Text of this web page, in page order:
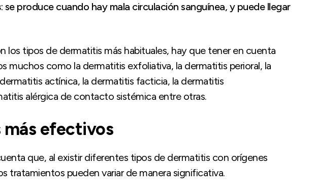
: se produce cuando hay mala circulación sanguínea, y puede llegar
los tipos de dermatitis más habituales, hay que tener en cuenta
muchos como la dermatitis exfoliativa, la dermatitis perioral, la
actínica, la dermatitis facticia, la dermatitis
alérgica de contacto sistémica entre otras.
efectivos
que, al existir diferentes tipos de dermatitis con orígenes
tratamientos pueden variar de manera significativa.